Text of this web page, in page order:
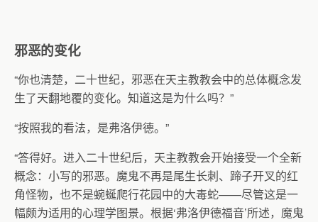
邪恶的变化
“你也清楚，二十世纪，邪恶在天主教教会中的总体概念发
生了天翻地覆的变化。知道这是为什么吗？”
“按照我的看法，是弗洛伊德。”
“答得好。进入二十世纪后，天主教教会开始接受一个全新
概念：小写的邪恶。魔鬼不再是尾生长刺、蹄子开叉的红
角怪物，也不是蜿蜒爬行花园中的大毒蛇——尽管这是一
幅颇为适用的心理学图景。根据‘弗洛伊德福音’所述，魔鬼